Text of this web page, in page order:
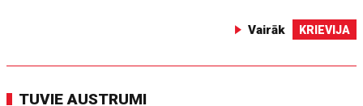
Vairāk KRIEVIJA
TUVIE AUSTRUMI